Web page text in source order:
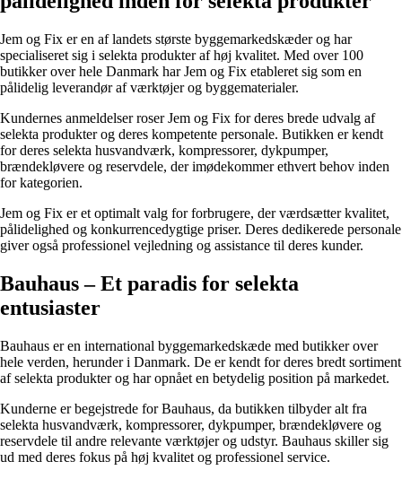
Jem og Fix er en af landets største byggemarkedskæder og har
specialiseret sig i selekta produkter af høj kvalitet. Med over 100
butikker over hele Danmark har Jem og Fix etableret sig som en
pålidelig leverandør af værktøjer og byggematerialer.
Kundernes anmeldelser roser Jem og Fix for deres brede udvalg af
selekta produkter og deres kompetente personale. Butikken er kendt
for deres selekta husvandværk, kompressorer, dykpumper,
brændekløvere og reservdele, der imødekommer ethvert behov inden
for kategorien.
Jem og Fix er et optimalt valg for forbrugere, der værdsætter kvalitet,
pålidelighed og konkurrencedygtige priser. Deres dedikerede personale
giver også professionel vejledning og assistance til deres kunder.
Bauhaus – Et paradis for selekta
entusiaster
Bauhaus er en international byggemarkedskæde med butikker over
hele verden, herunder i Danmark. De er kendt for deres bredt sortiment
af selekta produkter og har opnået en betydelig position på markedet.
Kunderne er begejstrede for Bauhaus, da butikken tilbyder alt fra
selekta husvandværk, kompressorer, dykpumper, brændekløvere og
reservdele til andre relevante værktøjer og udstyr. Bauhaus skiller sig
ud med deres fokus på høj kvalitet og professionel service.